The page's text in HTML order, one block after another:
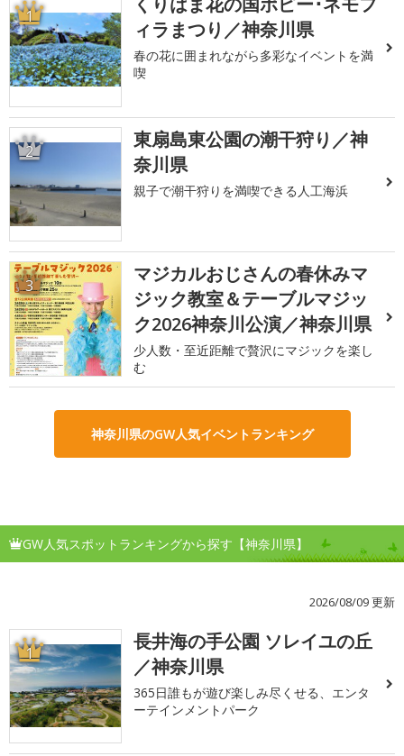
1
ィラまつり／神奈川県
春の花に囲まれながら多彩なイベントを満
喫
2
東扇島東公園の潮干狩り／神
奈川県
親子で潮干狩りを満喫できる人工海浜
3
マジカルおじさんの春休みマ
ジック教室＆テーブルマジッ
ク2026神奈川公演／神奈川県
少人数・至近距離で贅沢にマジックを楽し
む
神奈川県のGW人気イベントランキング
GW人気スポットランキングから探す【神奈川県】
2026/08/09 更新
1
長井海の手公園 ソレイユの丘
／神奈川県
365日誰もが遊び楽しみ尽くせる、エンタ
ーテインメントパーク